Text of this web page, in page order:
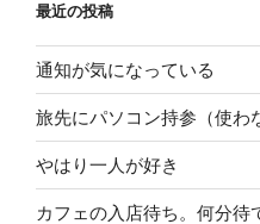
最近の投稿
通知が気になっている
旅先にパソコン持参（使わ
やはり一人が好き
カフェの入店待ち。何分待